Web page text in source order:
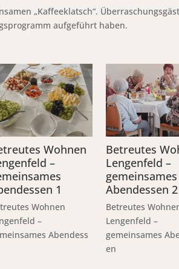
„Kaffeeklatsch“.
aufgeführt haben.
Wohnen
–
1
Wohnen
–
Abendess
Betreutes
Lengenfeld –
gemeinsames
Abendessen 2
Betreutes
Lengenfeld –
gemeinsames
en